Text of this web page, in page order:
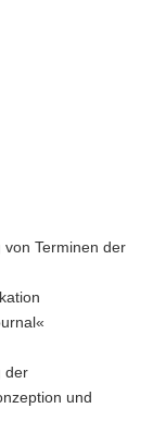
Terminen der
der
und